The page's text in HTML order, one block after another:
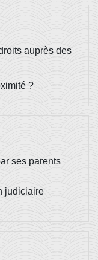
auprès des
?
ses parents
judiciaire